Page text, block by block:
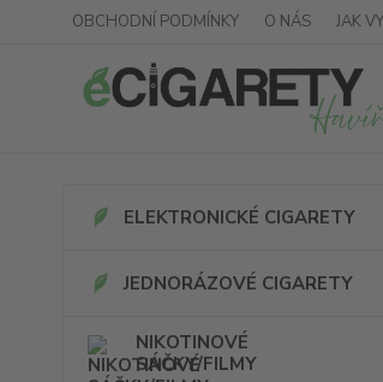
OBCHODNÍ PODMÍNKY O NÁS JAK
ELEKTRONICKÉ CIGARETY
JEDNORÁZOVÉ CIGARETY
NIKOTINOVÉ
SÁČKY/FILMY